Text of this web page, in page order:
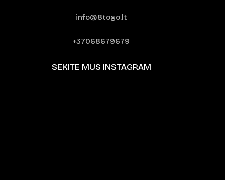
info@8togo.lt
+37068679679
SEKITE MUS INSTAGRAM